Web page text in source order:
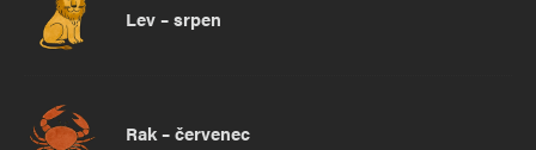
Lev – srpen
Rak – červenec